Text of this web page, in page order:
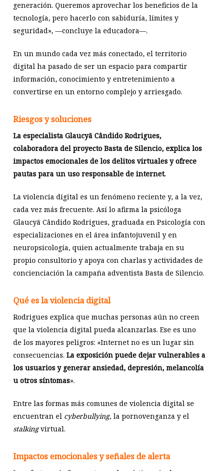
generación. Queremos aprovechar los beneficios de la
tecnología, pero hacerlo con sabiduría, límites y
seguridad», —concluye la educadora—.
En un mundo cada vez más conectado, el territorio
digital ha pasado de ser un espacio para compartir
información, conocimiento y entretenimiento a
convertirse en un entorno complejo y arriesgado.
Riesgos y soluciones
La especialista Glaucyã Cândido Rodrigues,
colaboradora del proyecto Basta de Silencio, explica los
impactos emocionales de los delitos virtuales y ofrece
pautas para un uso responsable de internet.
La violencia digital es un fenómeno reciente y, a la vez,
cada vez más frecuente. Así lo afirma la psicóloga
Glaucyã Cândido Rodrigues, graduada en Psicología con
especializaciones en el área infantojuvenil y en
neuropsicología, quien actualmente trabaja en su
propio consultorio y apoya con charlas y actividades de
concienciación la campaña adventista Basta de Silencio.
Qué es la violencia digital
Rodrigues explica que muchas personas aún no creen
que la violencia digital pueda alcanzarlas. Ese es uno
de los mayores peligros: «Internet no es un lugar sin
consecuencias. La exposición puede dejar vulnerables a
los usuarios y generar ansiedad, depresión, melancolía
u otros síntomas».
Entre las formas más comunes de violencia digital se
encuentran el cyberbullying, la pornovenganza y el
stalkingvirtual.
Impactos emocionales y señales de alerta